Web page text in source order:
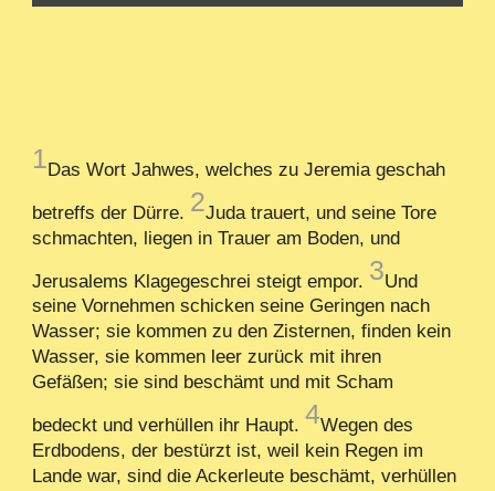
1Das Wort Jahwes, welches zu Jeremia geschah
betreffs der Dürre. 2Juda trauert, und seine Tore
schmachten, liegen in Trauer am Boden, und
Jerusalems Klagegeschrei steigt empor. 3Und
seine Vornehmen schicken seine Geringen nach
Wasser; sie kommen zu den Zisternen, finden kein
Wasser, sie kommen leer zurück mit ihren
Gefäßen; sie sind beschämt und mit Scham
bedeckt und verhüllen ihr Haupt.4Wegen des
Erdbodens, der bestürzt ist, weil kein Regen im
Lande war, sind die Ackerleute beschämt, verhüllen